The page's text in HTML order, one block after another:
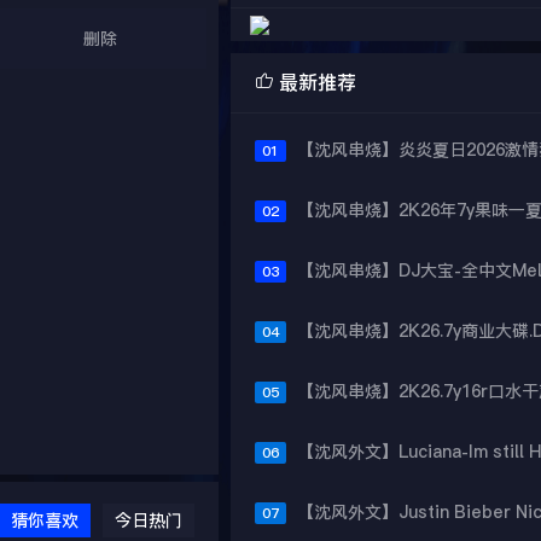
删除
猜你喜欢 今日热门
 最新推荐
01
02
03
04
05
06
07